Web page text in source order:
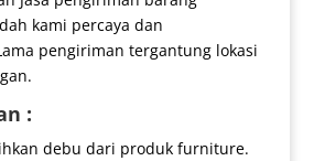
kami percaya dan
pengiriman tergantung lokasi
:
debu dari produk furniture.